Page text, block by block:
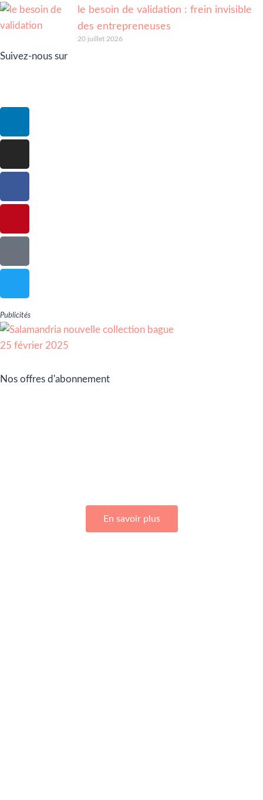
le besoin de validation : frein invisible
des entrepreneuses
20 juillet 2026
Suivez-nous sur
Publicités
Nos offres d'abonnement
En savoir plus